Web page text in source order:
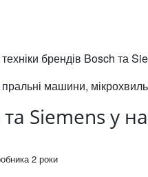
брендів Bosch та
машини,
Siemens у
2 роки